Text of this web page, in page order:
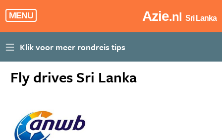
MENU Azie.nl Sri Lanka
Fly drives Sri Lanka